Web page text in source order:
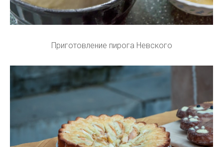
Приготовление пирога Невского